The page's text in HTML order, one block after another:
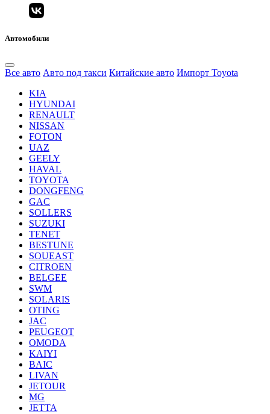
Автомобили
Все авто Авто под такси Китайские авто Импорт Toyota
KIA
HYUNDAI
RENAULT
NISSAN
FOTON
UAZ
GEELY
HAVAL
TOYOTA
DONGFENG
GAC
SOLLERS
SUZUKI
TENET
BESTUNE
SOUEAST
CITROEN
BELGEE
SWM
SOLARIS
OTING
JAC
PEUGEOT
OMODA
KAIYI
BAIC
LIVAN
JETOUR
MG
JETTA